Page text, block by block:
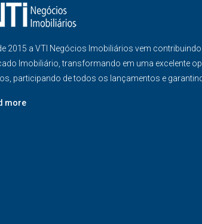
2015 a VTI Negócios Imobiliários vem
Imobiliário, transformando em uma excelente
participando de todos os lançamentos e
more